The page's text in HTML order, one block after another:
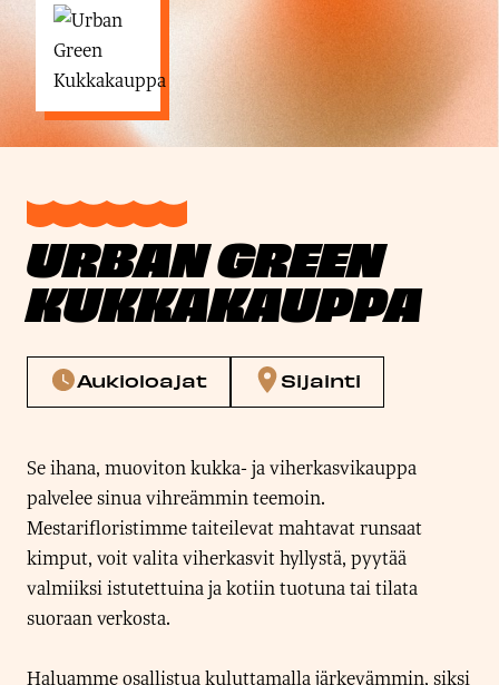
URBAN GREEN
KUKKAKAUPPA
Aukioloajat Sijainti
Se ihana, muoviton kukka- ja viherkasvikauppa
palvelee sinua vihreämmin teemoin.
Mestarifloristimme taiteilevat mahtavat runsaat
kimput, voit valita viherkasvit hyllystä, pyytää
valmiiksi istutettuina ja kotiin tuotuna tai tilata
suoraan verkosta.
Haluamme osallistua kuluttamalla järkevämmin, siksi